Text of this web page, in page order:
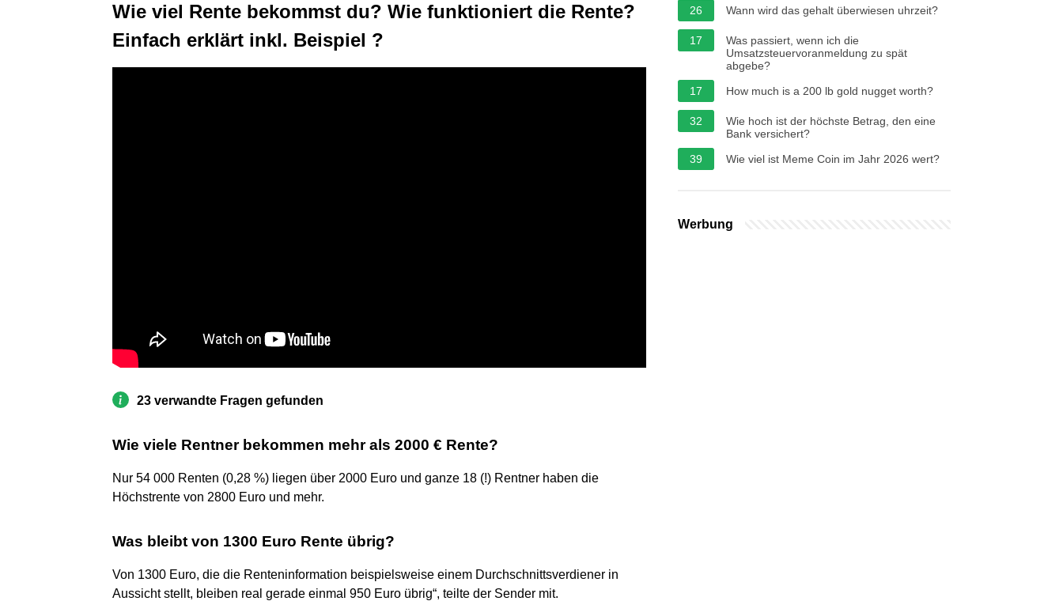
Wie viel Rente bekommst du? Wie funktioniert die Rente?
Einfach erklärt inkl. Beispiel ?
23 verwandte Fragen gefunden
Wie viele Rentner bekommen mehr als 2000 € Rente?
Nur 54 000 Renten (0,28 %) liegen über 2000 Euro und ganze 18 (!) Rentner haben die
Höchstrente von 2800 Euro und mehr.
Was bleibt von 1300 Euro Rente übrig?
Von 1300 Euro, die die Renteninformation beispielsweise einem Durchschnittsverdiener in
Aussicht stellt, bleiben real gerade einmal 950 Euro übrig“, teilte der Sender mit.
26
Wann wird das gehalt überwiesen uhrzeit?
17
Was passiert, wenn ich die
Umsatzsteuervoranmeldung zu spät
abgebe?
17
How much is a 200 lb gold nugget worth?
32
Wie hoch ist der höchste Betrag, den eine
Bank versichert?
39
Wie viel ist Meme Coin im Jahr 2026 wert?
Werbung